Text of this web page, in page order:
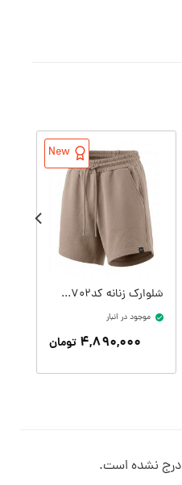
New
شلوارک زنانه کدW09410-702
موجود در انبار
۴,۸۹۰,۰۰۰ تومان
درج نشده است.